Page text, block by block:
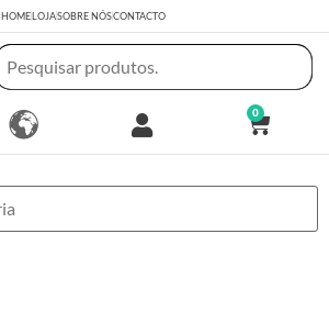
HOMELOJASOBRE NÓSCONTACTO
0